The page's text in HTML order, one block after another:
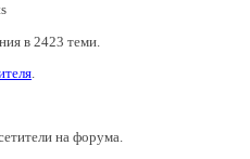
в 2423 теми.
на форума.